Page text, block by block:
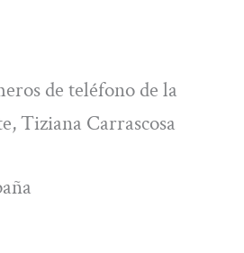
de teléfono de la
Tiziana Carrascosa